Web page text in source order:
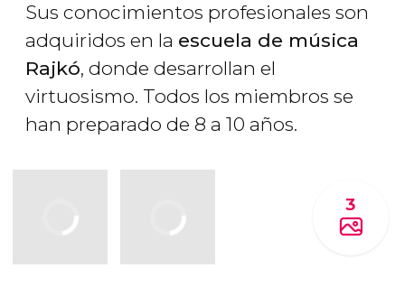
Sus conocimientos profesionales son
adquiridos en la escuela de música
Rajkó, donde desarrollan el
virtuosismo. Todos los miembros se
han preparado de 8 a 10 años.
3